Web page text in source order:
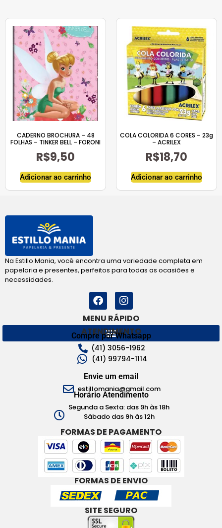
CADERNO BROCHURA – 48
FOLHAS – TINKER BELL – FORONI
R$9,50
Adicionar ao carrinho
COLA COLORIDA 6 CORES – 23g
– ACRILEX
R$18,70
Adicionar ao carrinho
Na Estillo Mania, você encontra uma variedade completa em
papelaria e presentes, perfeitos para todas as ocasiões e
necessidades.
MENU RÁPIDO
ATENDIMENTO
Compre por Whatsapp
(41) 3056-1962
(41) 99794-1114
Envie um email
estillomania@gmail.com
Horário Atendimento
Segunda a Sexta: das 9h às 18h
Sábado das 9h às 12h
FORMAS DE PAGAMENTO
FORMAS DE ENVIO
SITE SEGURO